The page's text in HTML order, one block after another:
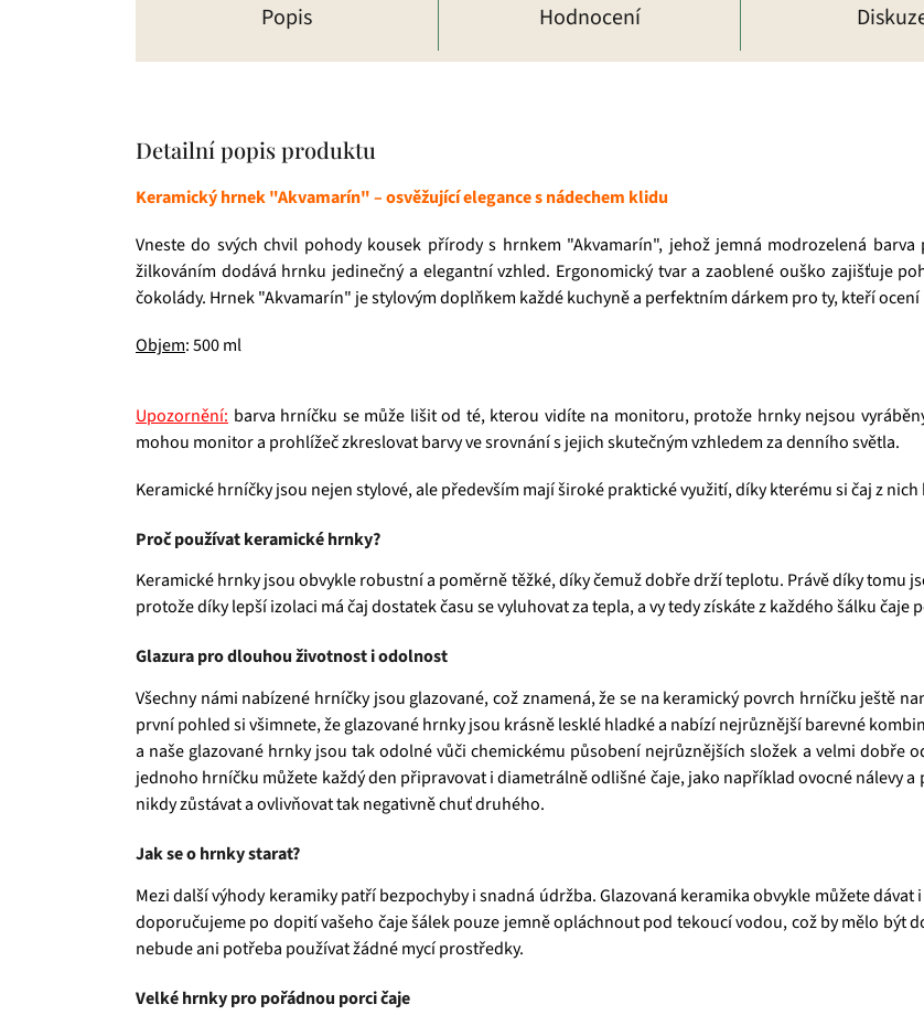
Popis Hodnocení
Detailní popis produktu
Keramický hrnek "Akvamarín" – osvěžující elegance s nádechem klidu
Vneste do svých chvil pohody kousek přírody s hrnkem "Akvamarín", jehož jemná modrozelená
žilkováním dodává hrnku jedinečný a elegantní vzhled. Ergonomický tvar a zaoblené ouško zajišťuje
čokolády. Hrnek "Akvamarín" je stylovým doplňkem každé kuchyně a perfektním dárkem pro ty, kteří
Objem: 500 ml
Upozornění: barva hrníčku se může lišit od té, kterou vidíte na monitoru, protože hrnky nejsou
mohou monitor a prohlížeč zkreslovat barvy ve srovnání s jejich skutečným vzhledem za denního světla.
Keramické hrníčky jsou nejen stylové, ale především mají široké praktické využití, díky kterému si čaj z
Proč používat keramické hrnky?
Keramické hrnky jsou obvykle robustní a poměrně těžké, díky čemuž dobře drží teplotu. Právě díky tomu
protože díky lepší izolaci má čaj dostatek času se vyluhovat za tepla, a vy tedy získáte z každého šálku čaje
Glazura pro dlouhou životnost i odolnost
Všechny námi nabízené hrníčky jsou glazované, což znamená, že se na keramický povrch hrníčku ještě
první pohled si všimnete, že glazované hrnky jsou krásně lesklé hladké a nabízí nejrůznější barevné
a naše glazované hrnky jsou tak odolné vůči chemickému působení nejrůznějších složek a velmi dobře
jednoho hrníčku můžete každý den připravovat i diametrálně odlišné čaje, jako například ovocné nálevy
nikdy zůstávat a ovlivňovat tak negativně chuť druhého.
Jak se o hrnky starat?
Mezi další výhody keramiky patří bezpochyby i snadná údržba. Glazovaná keramika obvykle můžete
doporučujeme po dopití vašeho čaje šálek pouze jemně opláchnout pod tekoucí vodou, což by mělo být
nebude ani potřeba používat žádné mycí prostředky.
Velké hrnky pro pořádnou porci čaje